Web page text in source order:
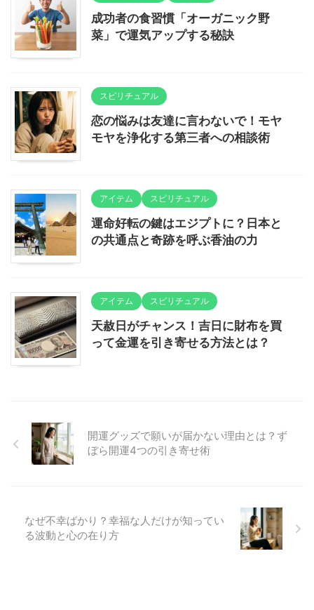
成功者の食習慣「オーガニック野
菜」で運気アップする秘訣
スピリチュアル
恋の悩みは友達に言わないで！モヤ
モヤを浄化する第三者への相談術
アイテム スピリチュアル
運命好転の鍵はエジプトに？日本と
の共通点と奇跡を呼ぶ香油の力
アイテム スピリチュアル
天赦日がチャンス！吉日に財布を買
って金運を引き寄せる方法とは？
開運グッズで願いが届かない理由とは？ず
ぼら開運4つの引き寄せ術
なぜ不幸ばかり？幸福な人だけが知ってい
る波動と心の在り方